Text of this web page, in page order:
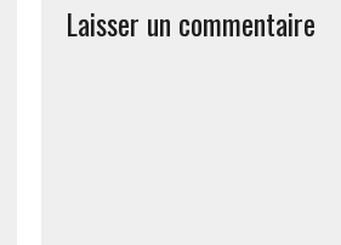
Laisser un commentaire